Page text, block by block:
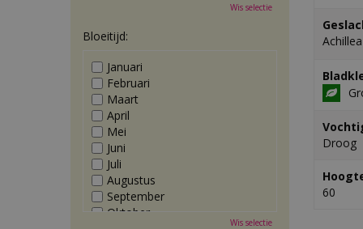
Achillea
Droog
60
Wis selectie
Bloeitijd:
Januari
Februari
Maart
April
Mei
Juni
Juli
Augustus
September
Oktober
Wis selectie